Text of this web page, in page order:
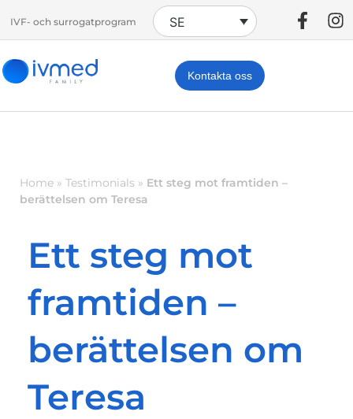
IVF- och surrogatprogram SE
Kontakta oss
Home » Testimonials » Ett steg mot framtiden –
berättelsen om Teresa
Ett steg mot
framtiden –
berättelsen om
Teresa